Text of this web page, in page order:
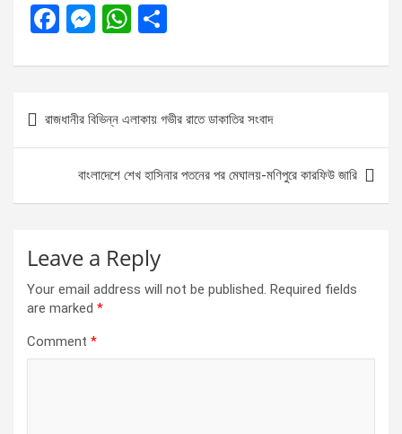
F
ce
b
o
M
se
n
g
er
W
at
A
p
ar
e
Post
navigation
রাজধানীর বিভিন্ন এলাকায় গভীর রাতে ডাকাতির সংবাদ
বাংলাদেশে শেখ হাসিনার পতনের পর মেঘালয়-মণিপুরে কারফিউ জারি
Leave a Reply
Your email address will not be published. Required fields
are marked *
Comment *